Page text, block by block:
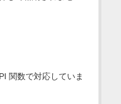
関数で対応していま